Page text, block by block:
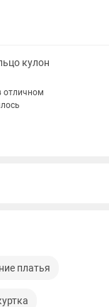
кулон
отличном
платья